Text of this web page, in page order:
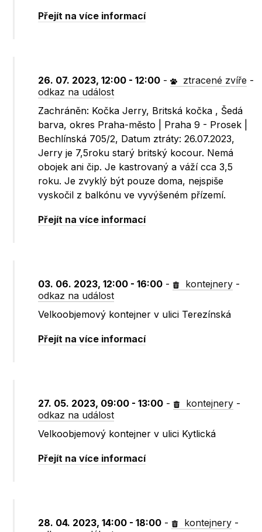
Přejít na více informací
26. 07. 2023, 12:00 - 12:00 - ztracené zvíře -
odkaz na událost
Zachráněn: Kočka Jerry, Britská kočka , Šedá
barva, okres Praha-město | Praha 9 - Prosek |
Bechlínská 705/2, Datum ztráty: 26.07.2023,
Jerry je 7,5roku starý britský kocour. Nemá
obojek ani čip. Je kastrovaný a váží cca 3,5
roku. Je zvyklý být pouze doma, nejspiše
vyskočil z balkónu ve vyvýšeném přízemí.
Přejít na více informací
03. 06. 2023, 12:00 - 16:00 - kontejnery -
odkaz na událost
Velkoobjemový kontejner v ulici Terezínská
Přejít na více informací
27. 05. 2023, 09:00 - 13:00 - kontejnery -
odkaz na událost
Velkoobjemový kontejner v ulici Kytlická
Přejít na více informací
28. 04. 2023, 14:00 - 18:00 - kontejnery -